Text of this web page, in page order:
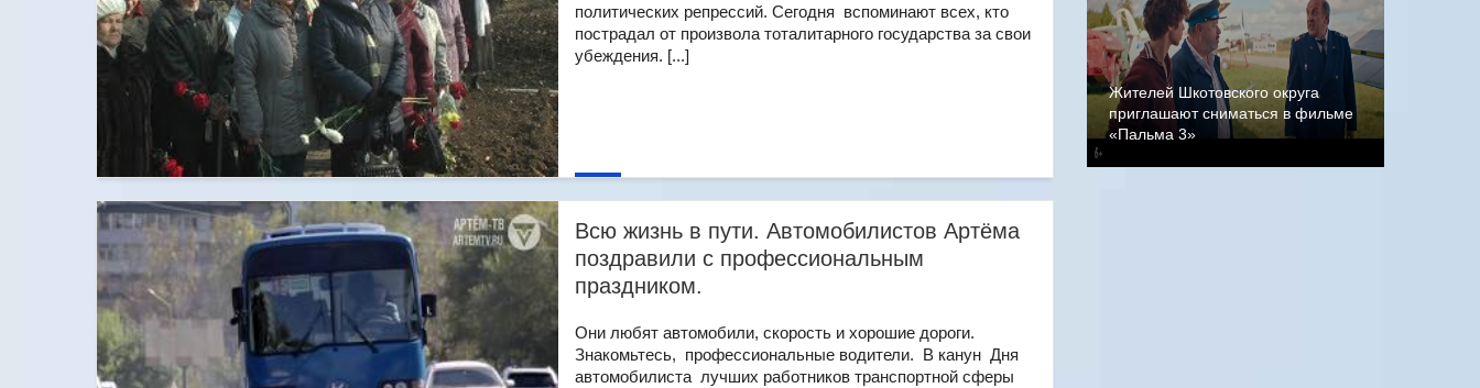
политических репрессий. Сегодня вспоминают всех, кто
пострадал от произвола тоталитарного государства за свои
убеждения. [...]
Всю жизнь в пути. Автомобилистов Артёма
поздравили с профессиональным
праздником.
Они любят автомобили, скорость и хорошие дороги.
Знакомьтесь, профессиональные водители. В канун Дня
автомобилиста лучших работников транспортной сферы
Жителей Шкотовского округа
приглашают сниматься в фильме
«Пальма 3»